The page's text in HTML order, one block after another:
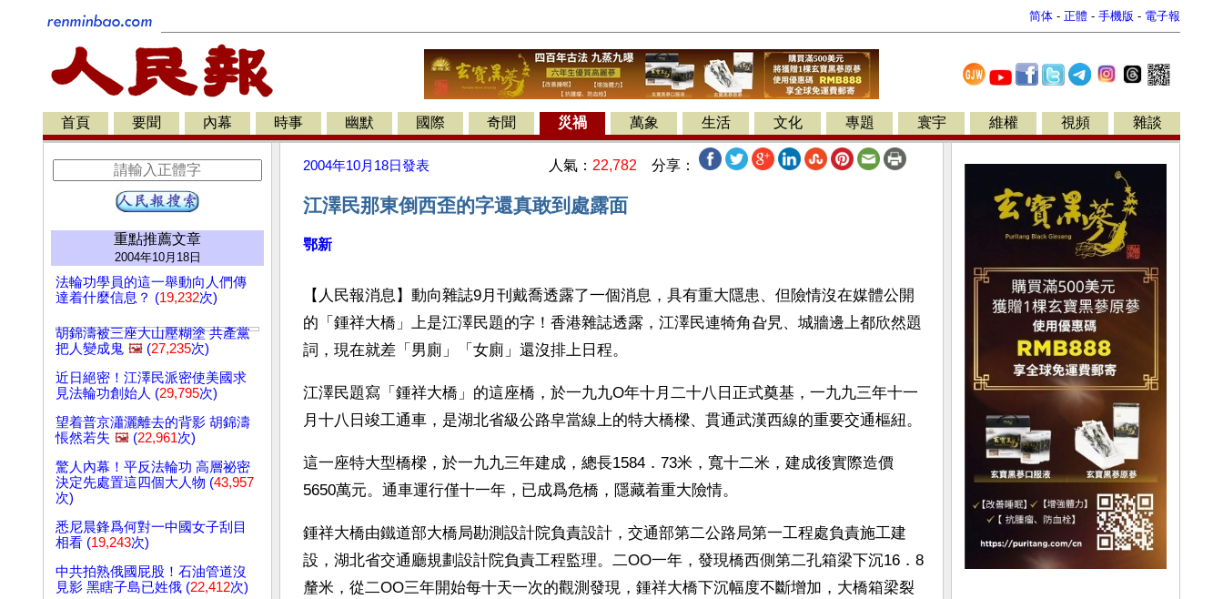
简体 - 正體 - 手機版 - 電子報
首頁 要聞 內幕 時事 幽默 國際 奇聞 災禍 萬象 生活 文化 專題 寰宇 維權 視頻 雜談
重點推薦文章
2004年10月18日
法輪功學員的這一舉動向人們傳
達着什麼信息？ (19,232次)
胡錦濤被三座大山壓糊塗 共產黨
把人變成鬼 🖼️ (27,235次)
近日絕密！江澤民派密使美國求
見法輪功創始人 (29,795次)
望着普京瀟灑離去的背影 胡錦濤
悵然若失 🖼️ (22,961次)
驚人內幕！平反法輪功 高層祕密
決定先處置這四個大人物 (43,957
次)
悉尼晨鋒爲何對一中國女子刮目
相看 (19,243次)
中共拍熟俄國屁股！石油管道沒
見影 黑瞎子島已姓俄 (22,412次)
2004年10月18日發表 人氣： 22,782 分享：
江澤民那東倒西歪的字還真敢到處露面
鄂新
【人民報消息】動向雜誌9月刊戴喬透露了一個消息，具有重大隱患、但險情沒在媒體公開
的「鍾祥大橋」上是江澤民題的字！香港雜誌透露，江澤民連犄角旮旯、城牆邊上都欣然題
詞，現在就差「男廁」「女廁」還沒排上日程。
江澤民題寫「鍾祥大橋」的這座橋，於一九九O年十月二十八日正式奠基，一九九三年十一
月十八日竣工通車，是湖北省級公路皁當線上的特大橋樑、貫通武漢西線的重要交通樞紐。
這一座特大型橋樑，於一九九三年建成，總長1584．73米，寬十二米，建成後實際造價
5650萬元。通車運行僅十一年，已成爲危橋，隱藏着重大險情。
鍾祥大橋由鐵道部大橋局勘測設計院負責設計，交通部第二公路局第一工程處負責施工建
設，湖北省交通廳規劃設計院負責工程監理。二OO一年，發現橋西側第二孔箱梁下沉16．8
釐米，從二OO三年開始每十天一次的觀測發現，鍾祥大橋下沉幅度不斷增加，大橋箱梁裂